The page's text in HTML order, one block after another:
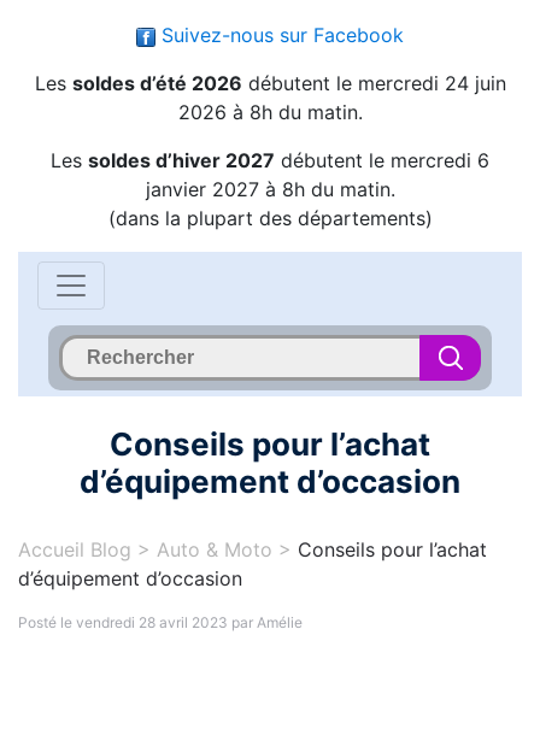
Suivez-nous sur Facebook
Les soldes d’été 2026 débutent le mercredi 24 juin
2026 à 8h du matin.
Les soldes d’hiver 2027 débutent le mercredi 6
janvier 2027 à 8h du matin.
(dans la plupart des départements)
Conseils pour l’achat
d’équipement d’occasion
Accueil Blog > Auto & Moto > Conseils pour l’achat
d’équipement d’occasion
Posté le vendredi 28 avril 2023 par Amélie